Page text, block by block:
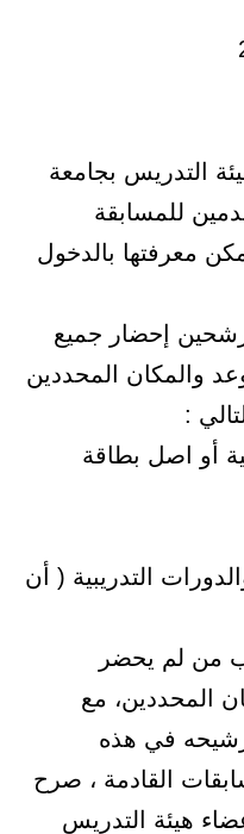
التدريس بجامعة
للمسابقة
معرفتها بالدخول
إحضار جميع
والمكان المحددين
:
أو اصل بطاقة
التدريبية ( أن
من لم يحضر
المحددين، مع
في هذه
القادمة ، صرح
هيئة التدريس